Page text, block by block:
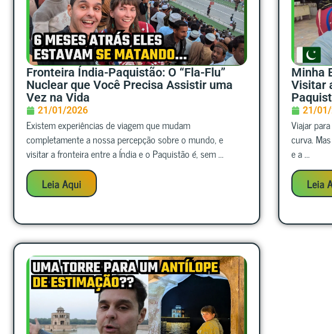
Fronteira Índia-Paquistão: O “Fla-Flu”
Nuclear que Você Precisa Assistir uma
Vez na Vida
21/01/2026
Existem experiências de viagem que mudam
completamente a nossa percepção sobre o mundo, e
visitar a fronteira entre a Índia e o Paquistão é, sem ...
Leia Aqui
Minha
Visitar
21/
Viajar
curva.
e a ...
Leia